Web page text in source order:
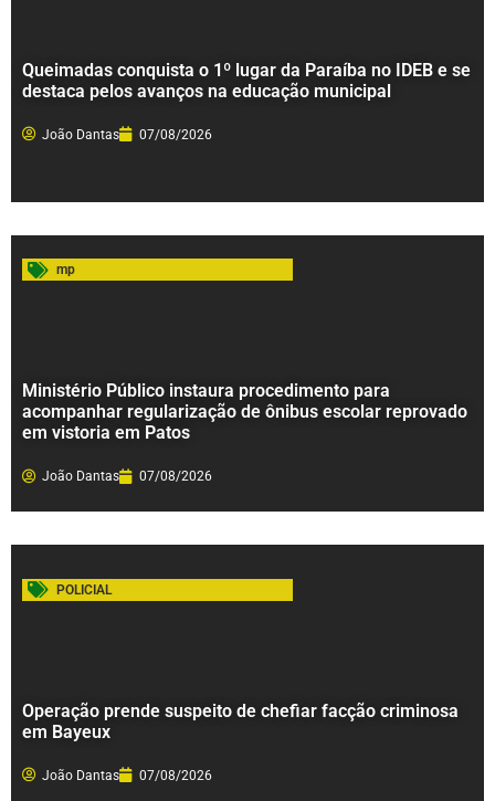
Queimadas conquista o 1º lugar da Paraíba no IDEB e se
destaca pelos avanços na educação municipal
João Dantas 07/08/2026
mp
Ministério Público instaura procedimento para
acompanhar regularização de ônibus escolar reprovado
em vistoria em Patos
João Dantas 07/08/2026
POLICIAL
Operação prende suspeito de chefiar facção criminosa
em Bayeux
João Dantas 07/08/2026